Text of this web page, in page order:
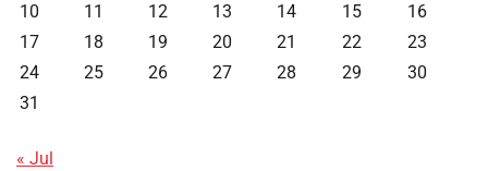
10
11 12 13 14 15
16
17
18 19 20 21 22
23
24
25 26 27 28 29
30
31
« Jul